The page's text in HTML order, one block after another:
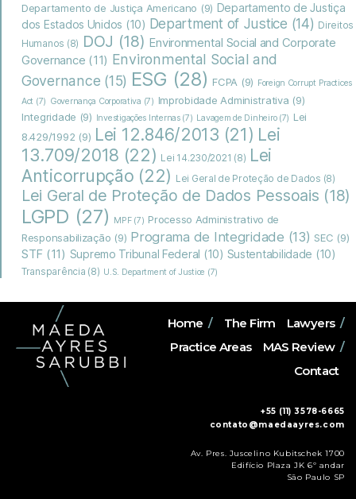
Departamento de Justiça Americano (9) Departamento de Justiça
dos Estados Unidos (10) Department of Justice (14) Direitos
Humanos (8) DOJ (18) Environmental Social and Corporate
Governance (11) Environmental Social and
Governance (15) ESG (28) FCPA (9) Foreign Corrupt Practices
Act (7) Governança Corporativa (7) Improbidade Administrativa (9)
Integridade (9) Investigações Internas(7) Lavagem de Dinheiro(7) Lei
8.429/1992 (9) Lei 12.846/2013 (21) Lei
13.709/2018 (22) Lei 14.230/2021 (8) Lei
Anticorrupção (22) Lei Geral de Proteção de Dados (8)
Lei Geral de Proteção de Dados Pessoais (18)
LGPD (27) MPF(7) Processo Administrativo de
Responsabilização (9) Programa de Integridade (13) SEC (9)
STF (11) Supremo Tribunal Federal (10) Sustentabilidade (10)
Transparência (8) U.S. Department of Justice (7)
Home / The Firm Lawyers /
Practice Areas
MAS Review /
Contact
+55 (11) 3578-6665
contato@maedaayres.com
Av. Pres. Juscelino Kubitschek 1700
Edifício Plaza JK 6º andar
São Paulo SP